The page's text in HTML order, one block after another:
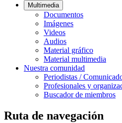
Multimedia
Documentos
Imágenes
Videos
Audios
Material gráfico
Material multimedia
Nuestra comunidad
Periodistas /
Profesionales y
Buscador de miembros
Ruta de navegación